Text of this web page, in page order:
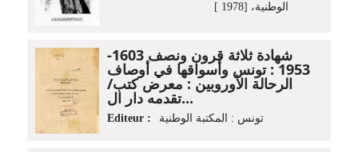
الوطنية، [1978 ]
شهادة ثلاثة قرون ونصف 1603-
1953 : تونس وأسواقها في أوصاف
الرحالة الأوروبين : معرض كتب/
تقدمه دار ال...
Editeur : تونس : المكتبة الوطنية